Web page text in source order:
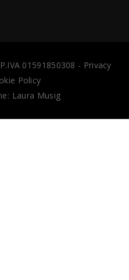
01591850308 - Privacy
Policy
Laura Musig